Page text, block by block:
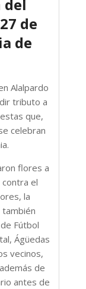
del
de
de
Alalpardo
tributo a
que,
celebran
flores a
contra el
la
Fútbol
Ágüedas
vecinos,
de
antes de